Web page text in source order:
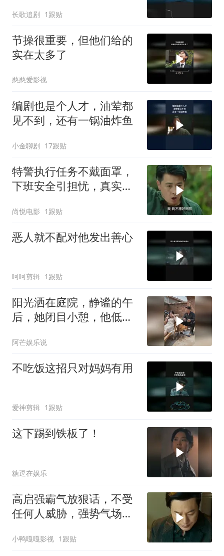
长歌追剧 1跟贴
节操很重要，但他们给的
实在太多了
憨憨爱影视
编剧也是个人才，油荤都
见不到，还有一锅油炸鱼
小金聊剧 17跟贴
特警执行任务不戴面罩，
下班安全引担忧，真实情
尚悦电影 1跟贴
恶人就不配对他发出善心
呵呵剪辑 1跟贴
阳光洒在庭院，静谧的午
后，她闭目小憩，他低头
阿芒娱乐说
不吃饭这招只对妈妈有用
爱神剪辑 1跟贴
这下踢到铁板了！
糖逗在娱乐
高启强霸气放狠话，不受
任何人威胁，强势气场震
小鸭嘎嘎影视 1跟贴